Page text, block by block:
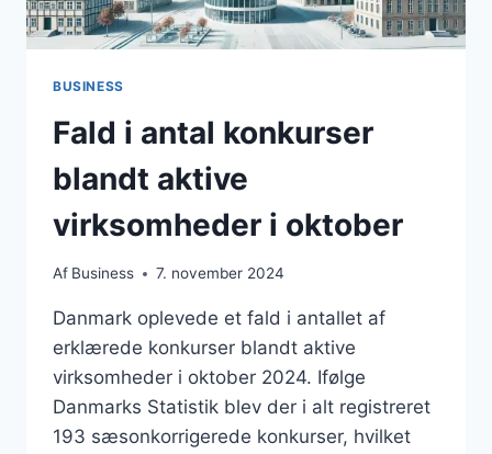
BUSINESS
Fald i antal konkurser
blandt aktive
virksomheder i oktober
Af Business 7. november 2024
Danmark oplevede et fald i antallet af
erklærede konkurser blandt aktive
virksomheder i oktober 2024. Ifølge
Danmarks Statistik blev der i alt registreret
193 sæsonkorrigerede konkurser, hvilket